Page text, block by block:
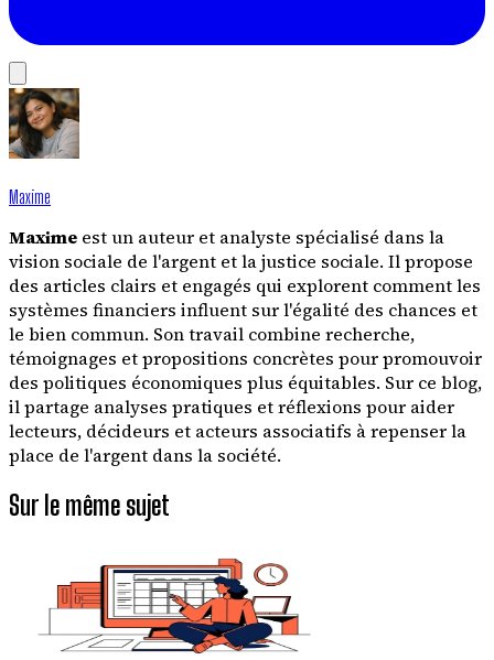
Maxime
Maxime est un auteur et analyste spécialisé dans la
vision sociale de l'argent et la justice sociale. Il propose
des articles clairs et engagés qui explorent comment les
systèmes financiers influent sur l'égalité des chances et
le bien commun. Son travail combine recherche,
témoignages et propositions concrètes pour promouvoir
des politiques économiques plus équitables. Sur ce blog,
il partage analyses pratiques et réflexions pour aider
lecteurs, décideurs et acteurs associatifs à repenser la
place de l'argent dans la société.
Sur le même sujet